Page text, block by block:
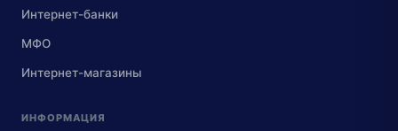
Интернет-банки
МФО
Интернет-магазины
ИНФОРМАЦИЯ